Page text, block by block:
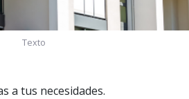
Texto
a tus necesidades.